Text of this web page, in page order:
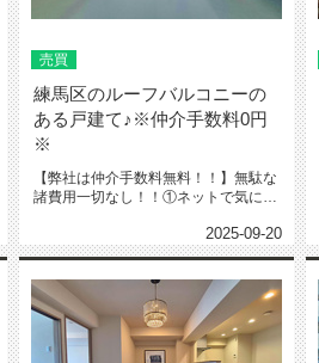
売買
練馬区のルーフバルコニーの
ある戸建て♪※仲介手数料0円
※
【弊社は仲介手数料無料！！】無駄な
諸費用一切なし！！①ネットで気にな
2025-09-20